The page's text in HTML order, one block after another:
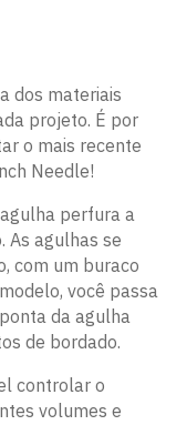
dos materiais
projeto. É por
o mais recente
Needle!
perfura a
As agulhas se
com um buraco
você passa
da agulha
de bordado.
controlar o
volumes e